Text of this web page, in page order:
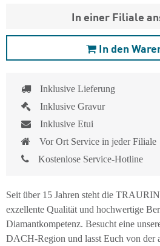
In einer Filiale
In den
Inklusive Lieferung
Inklusive Gravur
Inklusive Etui
Vor Ort Service in jeder Filiale
Kostenlose Service-Hotline
Seit über 15 Jahren steht die
exzellente Qualität und hochwertige
Diamantkompetenz. Besucht eine
DACH-Region und lasst Euch von der